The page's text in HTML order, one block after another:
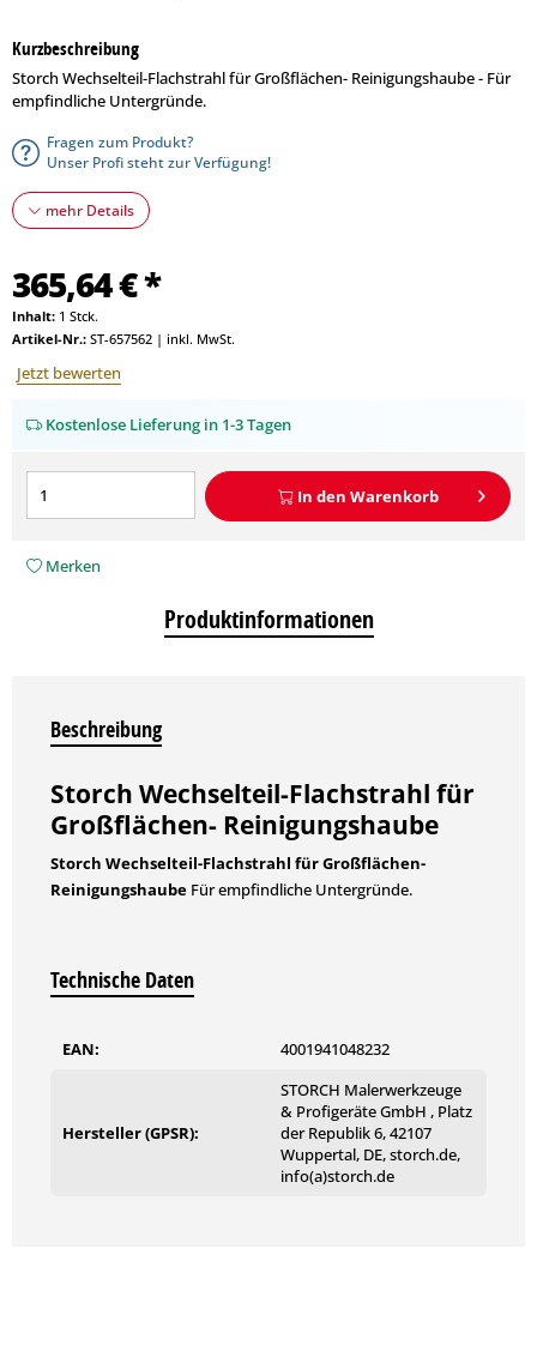
Kurzbeschreibung
Storch Wechselteil-Flachstrahl für Großflächen- Reinigungshaube - Für
empfindliche Untergründe.
Fragen zum Produkt?
Unser Profi steht zur Verfügung!
mehr Details
365,64 € *
Inhalt: 1 Stck.
Artikel-Nr.: ST-657562 | inkl. MwSt.
Jetzt bewerten
Kostenlose Lieferung in 1-3 Tagen
In den Warenkorb
Merken
Produktinformationen
Beschreibung
Storch Wechselteil-Flachstrahl für
Großflächen- Reinigungshaube
Storch Wechselteil-Flachstrahl für Großflächen-
Reinigungshaube Für empfindliche Untergründe.
Technische Daten
EAN: 4001941048232
Hersteller (GPSR):
STORCH Malerwerkzeuge
& Profigeräte GmbH , Platz
der Republik 6, 42107
Wuppertal, DE, storch.de,
info(a)storch.de